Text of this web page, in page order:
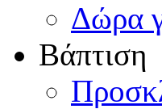
Δώρα
Βάπτιση